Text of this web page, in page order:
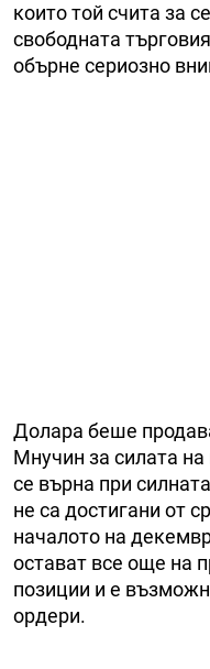
които той счита за
свободната
обърне сериозно
Долара беше
Мнучин за силата
се върна при
не са достигани от
началото на
остават все още на
позиции и е
ордери.